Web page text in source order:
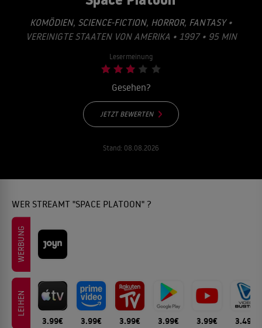
KOMÖDIEN, SCIENCE-FICTION, HORROR, FANTASY•
VEREINIGTE STAATEN VON AMERIKA • 1997 • 95 MIN
Lesermeinung
Gesehen?
JETZT BEWERTEN
Stand: 08.08.2026
WER STREAMT "SPACE PLATOON" ?
WERBUNG
LEIHEN
3.99€ 3.99€ 3.99€ 3.99€ 3.99€ 3.49€